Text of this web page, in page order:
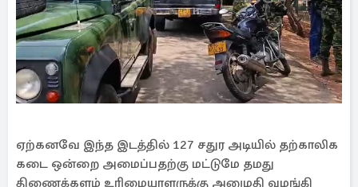
ஏற்கனவே இந்த இடத்தில் 127 சதுர அடியில் தற்காலிக
கடை ஒன்றை அமைப்பதற்கு மட்டுமே தமது
திணைக்களம் உரிமையாளருக்கு அனுமதி வழங்கி